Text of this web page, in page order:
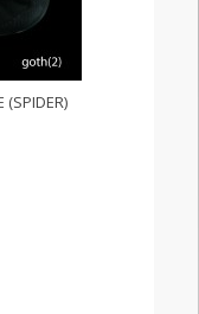
(SPIDER)